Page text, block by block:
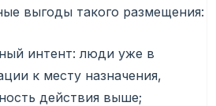
выгоды такого размещения:
интент: люди уже в
к месту назначения,
действия выше;